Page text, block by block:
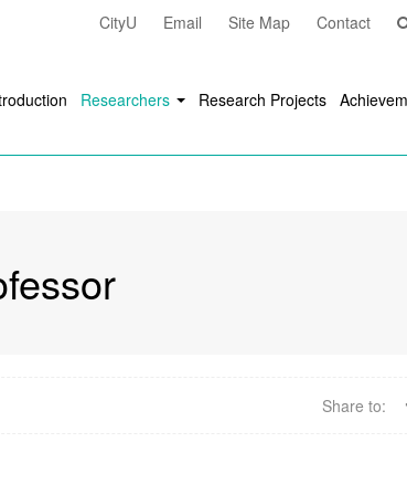
CityU Email Site Map Contact
Researchers Research Projects
Share to: